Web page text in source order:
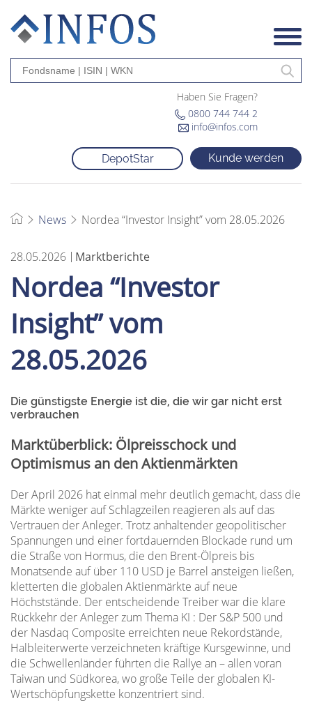
Haben Sie Fragen?
0800 744 744 2
info@infos.com
DepotStar Kunde werden
News Nordea “Investor Insight” vom 28.05.2026
28.05.2026 Marktberichte
Nordea “Investor
Insight” vom
28.05.2026
Die günstigste Energie ist die, die wir gar nicht erst
verbrauchen
Marktüberblick: Ölpreisschock und
Optimismus an den Aktienmärkten
Der April 2026 hat einmal mehr deutlich gemacht, dass die
Märkte weniger auf Schlagzeilen reagieren als auf das
Vertrauen der Anleger. Trotz anhaltender geopolitischer
Spannungen und einer fortdauernden Blockade rund um
die Straße von Hormus, die den Brent-Ölpreis bis
Monatsende auf über 110 USD je Barrel ansteigen ließen,
kletterten die globalen Aktienmärkte auf neue
Höchststände. Der entscheidende Treiber war die klare
Rückkehr der Anleger zum Thema KI : Der S&P 500 und
der Nasdaq Composite erreichten neue Rekordstände,
Halbleiterwerte verzeichneten kräftige Kursgewinne, und
die Schwellenländer führten die Rallye an – allen voran
Taiwan und Südkorea, wo große Teile der globalen KI-
Wertschöpfungskette konzentriert sind.